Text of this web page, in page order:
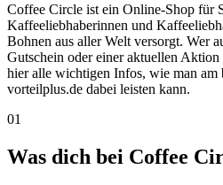
Coffee Circle ist ein Online-Shop für
Kaffeeliebhaberinnen und
Bohnen aus aller Welt versorgt. Wer
Gutschein oder einer aktuellen
hier alle wichtigen Infos, wie man am
vorteilplus.de dabei leisten kann.
01
Was dich bei Coffee